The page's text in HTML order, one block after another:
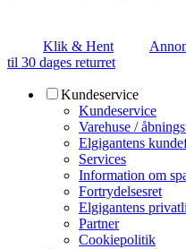
Klik & Hent
til 30 dages returret
Kundeservice
Kundeservice
Varehuse /
Elgigantens
Services
Information om
Fortrydelsesret
Elgigantens
Partner
Cookiepolitik